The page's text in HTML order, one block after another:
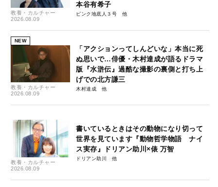
教養・カルチャー
2026.08.09
本谷有希子
ピンク地底人３号
NEW
教養・カルチャー
2026.08.09
「アクションってしんどいな」本当に死
ぬ思いで…俳優・木村達成が語るドラマ
版『水滸伝』過酷な撮影の裏側と打ち上
げでの北方謙三
木村達成
教養・カルチャー
2026.08.09
書いているときはその動物になり切って
世界を見ています『動物哲学物語 ナイ
ス実存』ドリアン助川×俵 万智
ドリアン助川